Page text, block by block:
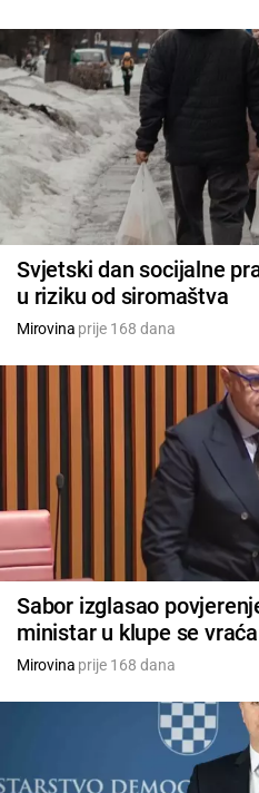
Svjetski dan socijalne
u riziku od siromaštva
Mirovina prije 168 dana
Sabor izglasao
ministar u klupe se
Mirovina prije 168 dana